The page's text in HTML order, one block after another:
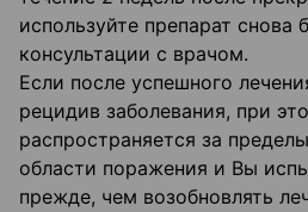
используйте препарат снова
консультации с врачом.
Если после успешного
рецидив заболевания, при
распространяется за
области поражения и Вы
прежде, чем возобновлять